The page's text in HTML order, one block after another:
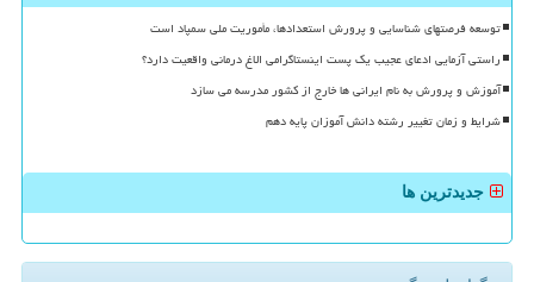
توسعه فرصتهای شناسایی و پرورش استعدادها، مأموریت ملی سمپاد است
راستی آزمایی ادعای عجیب یک پست اینستاگرامی الاغ درمانی واقعیت دارد؟
آموزش و پرورش به نام ایرانی ها خارج از کشور مدرسه می سازد
شرایط و زمان تغییر رشته دانش آموزان پایه دهم
جدیدترین ها